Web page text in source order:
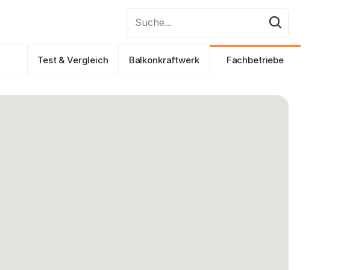
Suche...
Test & Vergleich Balkonkraftwerk Fachbetriebe